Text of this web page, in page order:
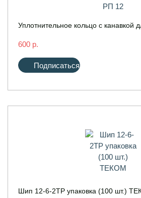
Уплотнительное кольцо с канавкой
600 р.
Подписаться
Шип 12-6-2ТР упаковка (100 шт.)